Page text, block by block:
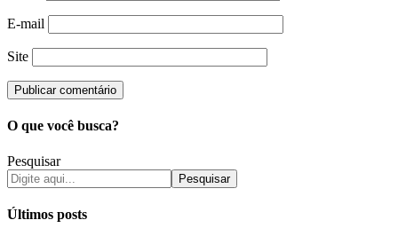
E-mail
Site
O que você busca?
Pesquisar
Pesquisar
Últimos posts